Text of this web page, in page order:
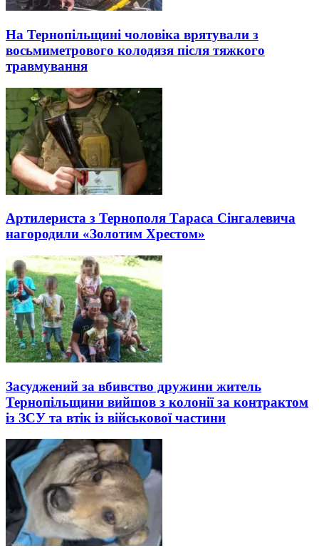
На Тернопільщині чоловіка врятували з
восьмиметрового колодязя після тяжкого
травмування
Артилериста з Тернополя Тараса Сінгалевича
нагородили «Золотим Хрестом»
Засуджений за вбивство дружини житель
Тернопільщини вийшов з колонії за контрактом
із ЗСУ та втік із військової частини